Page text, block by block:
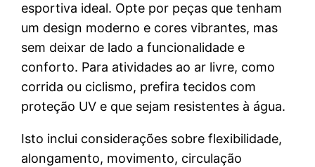
esportiva ideal. Opte por peças que tenham
um design moderno e cores vibrantes, mas
sem deixar de lado a funcionalidade e
conforto. Para atividades ao ar livre, como
corrida ou ciclismo, prefira tecidos com
proteção UV e que sejam resistentes à água.
Isto inclui considerações sobre flexibilidade,
alongamento, movimento, circulação